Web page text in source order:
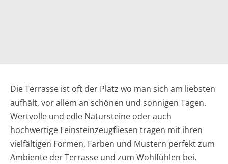
Die Terrasse ist oft der Platz wo man sich am liebsten
aufhält, vor allem an schönen und sonnigen Tagen.
Wertvolle und edle Natursteine oder auch
hochwertige Feinsteinzeugfliesen tragen mit ihren
vielfältigen Formen, Farben und Mustern perfekt zum
Ambiente der Terrasse und zum Wohlfühlen bei.